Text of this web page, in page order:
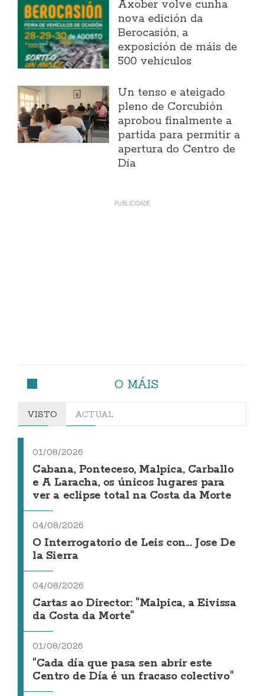
Axober volve cunha
nova edición da
Berocasión, a
exposición de máis de
500 vehículos
Un tenso e ateigado
pleno de Corcubión
aprobou finalmente a
partida para permitir a
apertura do Centro de
Día
O MÁIS
VISTO ACTUAL
01/08/2026
Cabana, Ponteceso, Malpica, Carballo
e A Laracha, os únicos lugares para
ver a eclipse total na Costa da Morte
04/08/2026
O Interrogatorio de Leis con... Jose De
la Sierra
04/08/2026
Cartas ao Director: "Malpica, a Eivissa
da Costa da Morte"
01/08/2026
"Cada día que pasa sen abrir este
Centro de Día é un fracaso colectivo"